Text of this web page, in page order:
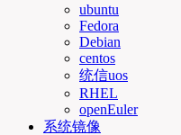
ubuntu
Fedora
Debian
centos
统信uos
RHEL
openEuler
系统镜像